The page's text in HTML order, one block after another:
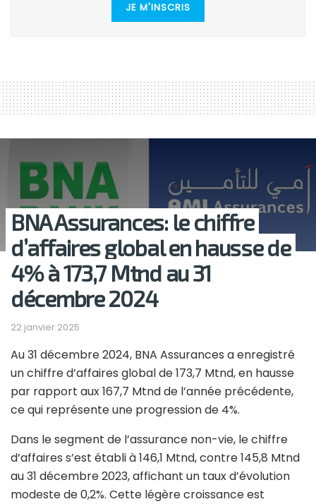
JE M'INSCRIS
BNA Assurances: le chiffre
d’affaires global en hausse de
4% à 173,7 Mtnd au 31
décembre 2024
22 janvier 2025
Au 31 décembre 2024, BNA Assurances a enregistré
un chiffre d’affaires global de 173,7 Mtnd, en hausse
par rapport aux 167,7 Mtnd de l’année précédente,
ce qui représente une progression de 4%.
Dans le segment de l’assurance non-vie, le chiffre
d’affaires s’est établi à 146,1 Mtnd, contre 145,8 Mtnd
au 31 décembre 2023, affichant un taux d’évolution
modeste de 0,2%. Cette légère croissance est